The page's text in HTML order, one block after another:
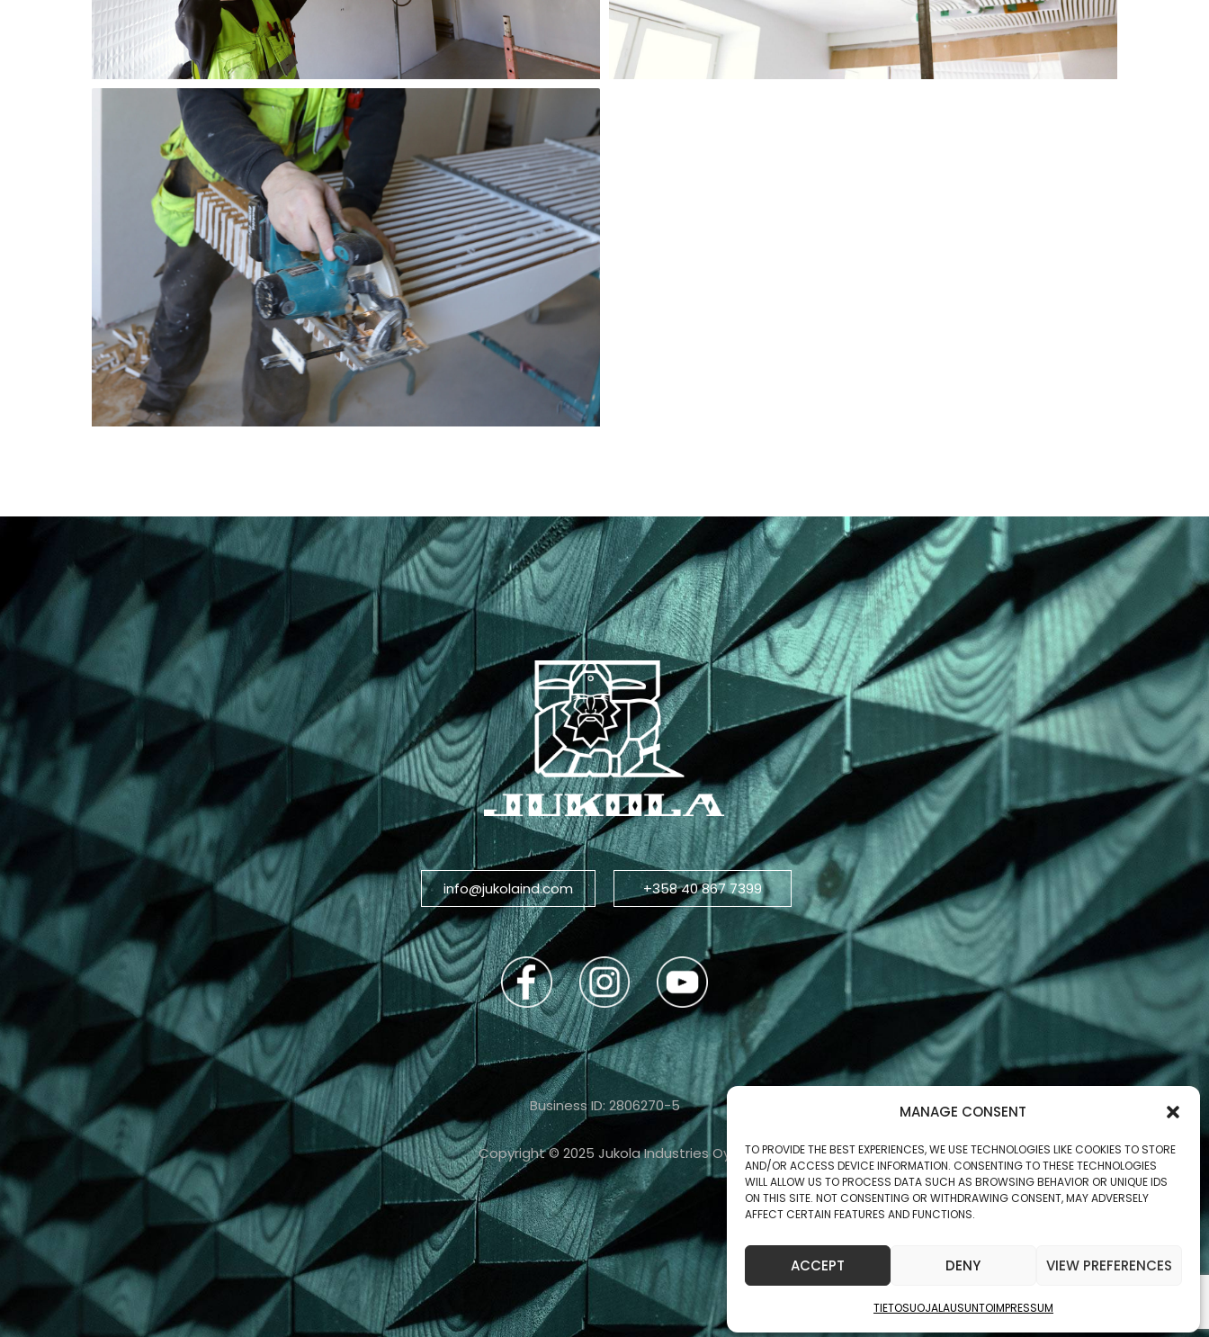
MANAGE CONSENT
TO PROVIDE THE BEST EXPERIENCES, WE USE TECHNOLOGIES LIKE COOKIES TO STORE
AND/OR ACCESS DEVICE INFORMATION. CONSENTING TO THESE TECHNOLOGIES
WILL ALLOW US TO PROCESS DATA SUCH AS BROWSING BEHAVIOR OR UNIQUE IDS
ON THIS SITE. NOT CONSENTING OR WITHDRAWING CONSENT, MAY ADVERSELY
AFFECT CERTAIN FEATURES AND FUNCTIONS.
ACCEPT DENY VIEW PREFERENCES
TIETOSUOJALAUSUNTOIMPRESSUM
info@jukolaind.com +358 40 867 7399
Business ID: 2806270-5
Copyright © 2025 Jukola Industries Oy